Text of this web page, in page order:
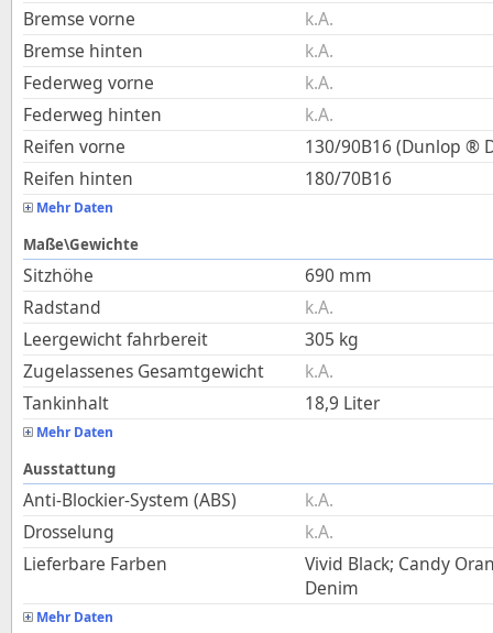
Bremse vorne
k.A.
Bremse hinten
k.A.
Federweg vorne
k.A.
Federweg hinten
k.A.
Reifen vorne
130/90B16 (Dunlop ®
Reifen hinten
180/70B16
Mehr Daten
Maße\Gewichte
Sitzhöhe 690 mm
Radstand
k.A.
Leergewicht fahrbereit
305 kg
Zugelassenes Gesamtgewicht
k.A.
Tankinhalt
18,9 Liter
Mehr Daten
Ausstattung
Anti-Blockier-System (ABS)
k.A.
Drosselung
k.A.
Lieferbare Farben
Vivid Black; Candy
Denim
Mehr Daten